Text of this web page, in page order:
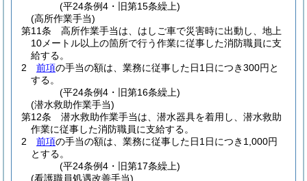
(平24条例4・旧第15条繰上)
(高所作業手当)
第11条
高所作業手当は、はしご車で災害時に出動し、地上
10メートル以上の箇所で行う作業に従事した消防職員に支
給する。
2
前項の手当の額は、業務に従事した日1日につき300円と
する。
(平24条例4・旧第16条繰上)
(潜水救助作業手当)
第12条
潜水救助作業手当は、潜水器具を着用し、潜水救助
作業に従事した消防職員に支給する。
2
前項の手当の額は、業務に従事した日1日につき1,000円
とする。
(平24条例4・旧第17条繰上)
(看護職員処遇改善手当)